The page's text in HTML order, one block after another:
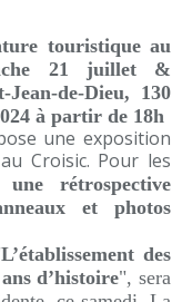
touristique au
21 juillet &
de-Dieu, 130
à partir de 18h
une exposition
Croisic. Pour les
une rétrospective
et photos
L’établissement des
d’histoire", sera